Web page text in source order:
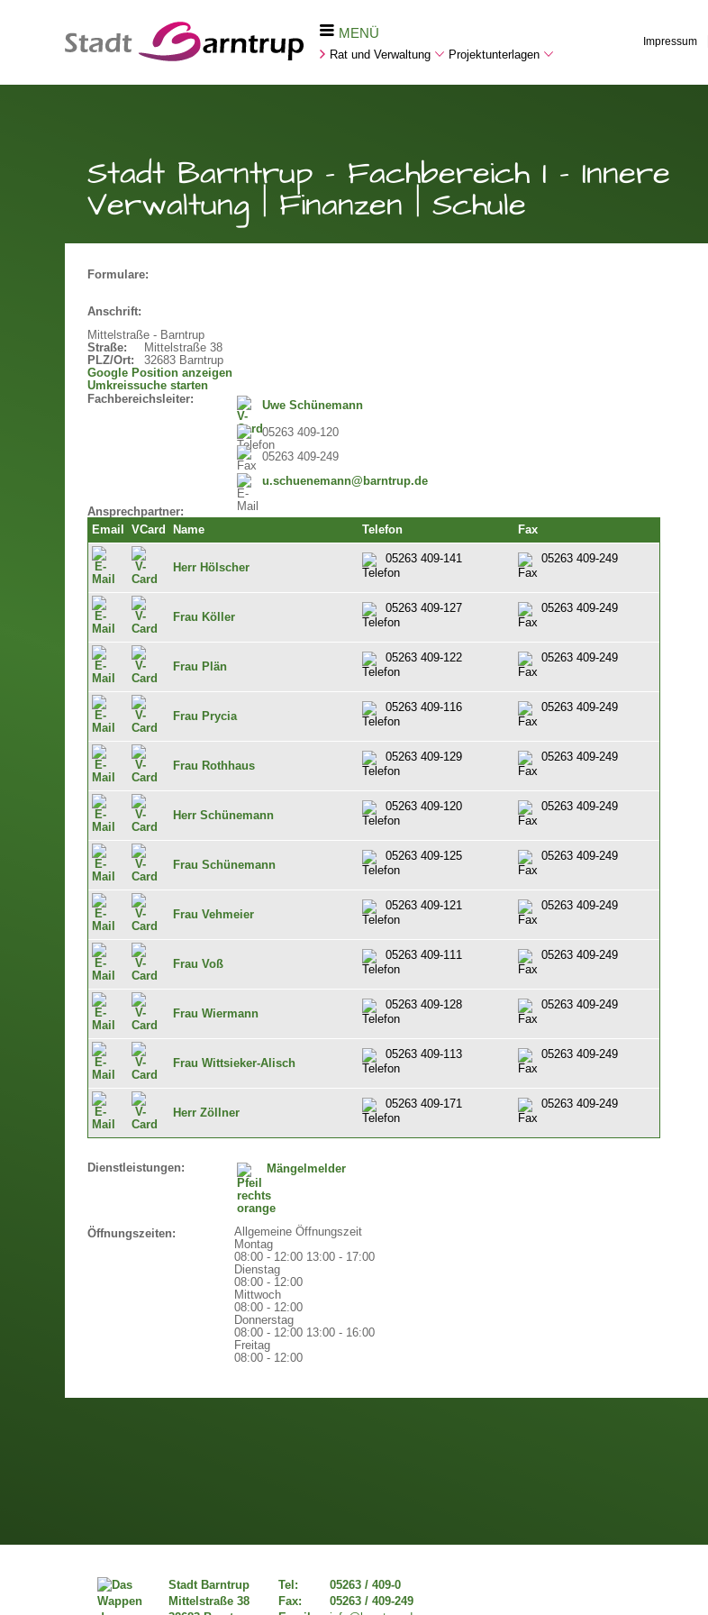
MENÜ
Rat und Verwaltung Projektunterlagen
Impressum
Stadt Barntrup - Fachbereich I - Innere
Verwaltung | Finanzen | Schule
Formulare:
Anschrift:
Mittelstraße - Barntrup
Straße:
Mittelstraße 38
PLZ/Ort:
32683 Barntrup
Google Position anzeigen
Umkreissuche starten
Fachbereichsleiter:
Uwe Schünemann
05263 409-120
05263 409-249
u.schuenemann@barntrup.de
Ansprechpartner:
Email
VCard Name Telefon Fax
Herr Hölscher
05263 409-141 05263 409-249
Frau Köller
05263 409-127 05263 409-249
Frau Plän
05263 409-122 05263 409-249
Frau Prycia
05263 409-116 05263 409-249
Frau Rothhaus
05263 409-129 05263 409-249
Herr Schünemann
05263 409-120 05263 409-249
Frau Schünemann
05263 409-125 05263 409-249
Frau Vehmeier
05263 409-121 05263 409-249
Frau Voß
05263 409-111 05263 409-249
Frau Wiermann
05263 409-128 05263 409-249
Frau Wittsieker-Alisch
05263 409-113 05263 409-249
Herr Zöllner
05263 409-171 05263 409-249
Dienstleistungen: Mängelmelder
Öffnungszeiten:
Allgemeine Öffnungszeit
Montag
08:00 - 12:00 13:00 - 17:00
Dienstag
08:00 - 12:00
Mittwoch
08:00 - 12:00
Donnerstag
08:00 - 12:00 13:00 - 16:00
Freitag
08:00 - 12:00
Stadt Barntrup
Mittelstraße 38
Tel:
Fax:
05263 / 409-0
05263 / 409-249